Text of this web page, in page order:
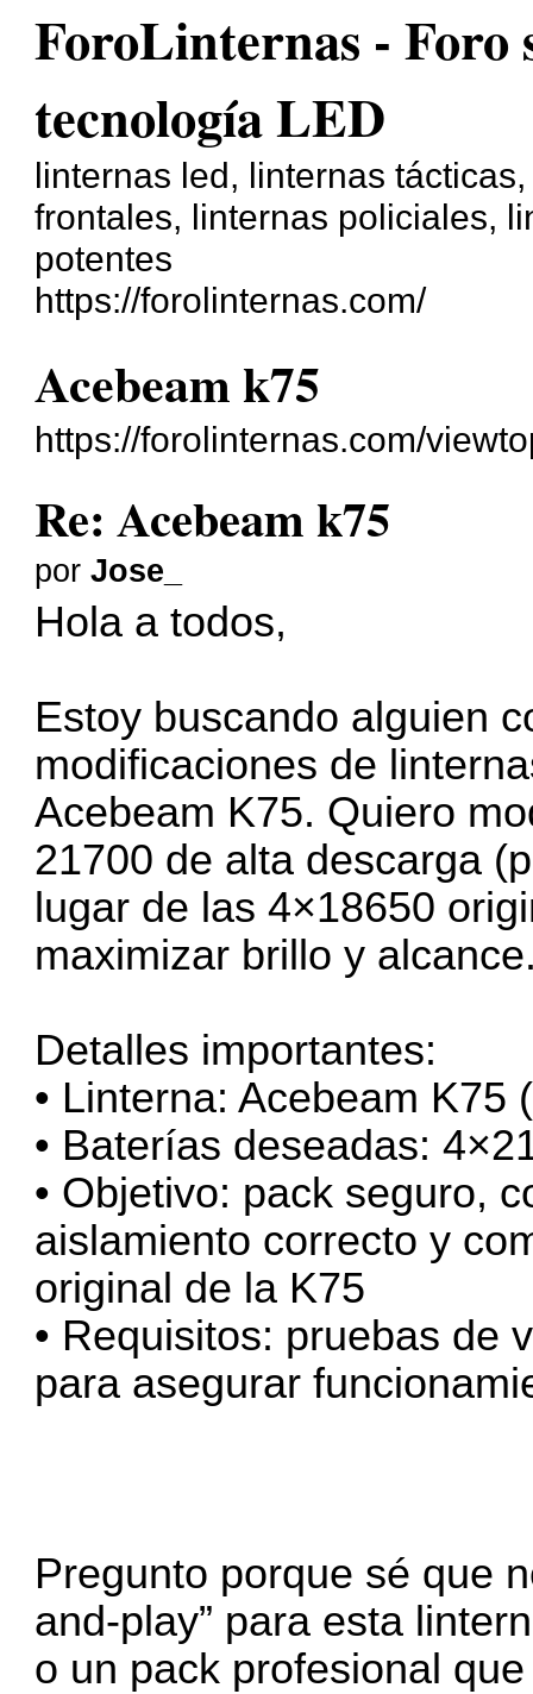
ForoLinternas - Foro
tecnología LED
linternas led, linternas
frontales, linternas policiales,
potentes
https://forolinternas.com/
Acebeam k75
https://forolinternas.com/
Re: Acebeam k75
porJose_
Hola a todos,
Estoy buscando alguien
modificaciones de
Acebeam K75. Quiero
21700 de alta descarga
lugar de las 4×18650
maximizar brillo y
Detalles importantes:
• Linterna: Acebeam
• Baterías deseadas:
• Objetivo: pack seguro,
aislamiento correcto y
original de la K75
• Requisitos: pruebas de
para asegurar
Pregunto porque sé que
and-play” para esta
o un pack profesional